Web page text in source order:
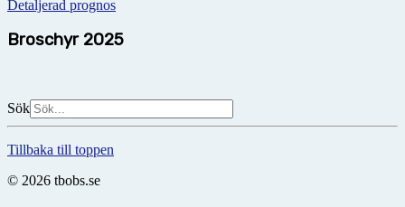
Detaljerad prognos
Broschyr 2025
Sök
Tillbaka till toppen
© 2026 tbobs.se